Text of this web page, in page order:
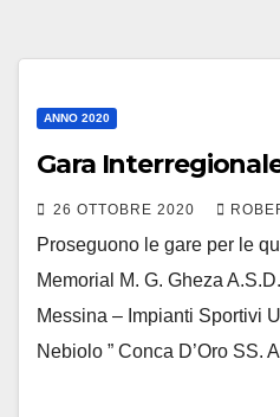
ANNO 2020
Gara
26 OTTOBRE 2020
Proseguono le gare per le
Memorial M. G. Gheza
Messina – Impianti Sportivi
Nebiolo ” Conca D’Oro SS.